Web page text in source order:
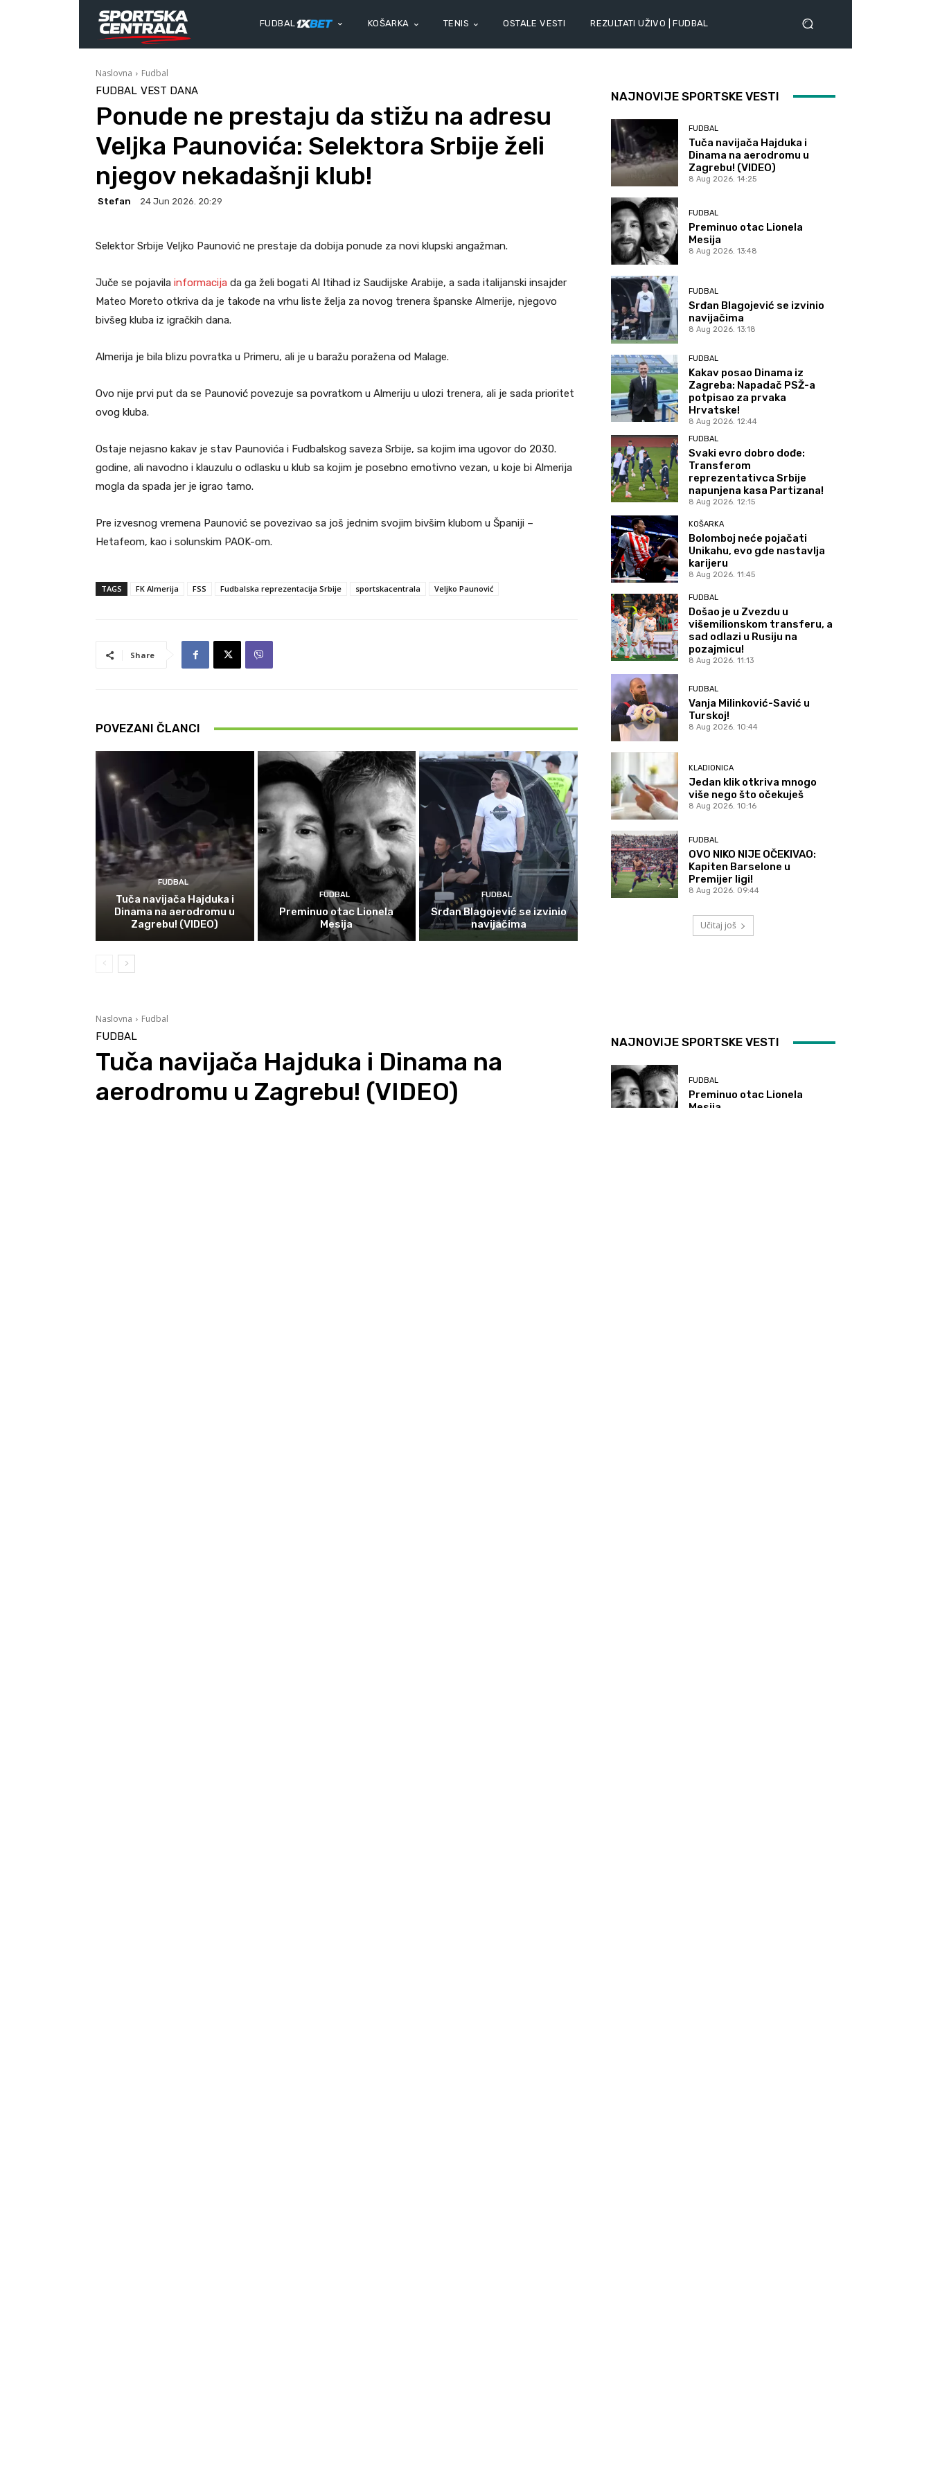
FUDBAL KOŠARKA TENIS OSTALE VESTI REZULTATI UŽIVO | FUDBAL
Naslovna Fudbal
FUDBAL VEST DANA
Ponude ne prestaju da stižu na adresu
Veljka Paunovića: Selektora Srbije želi
njegov nekadašnji klub!
Stefan 24 Jun 2026. 20:29
Selektor Srbije Veljko Paunović ne prestaje da dobija ponude za novi klupski angažman.
Juče se pojavila informacija da ga želi bogati Al Itihad iz Saudijske Arabije, a sada italijanski insajder
Mateo Moreto otkriva da je takođe na vrhu liste želja za novog trenera španske Almerije, njegovo
bivšeg kluba iz igračkih dana.
Almerija je bila blizu povratka u Primeru, ali je u baražu poražena od Malage.
Ovo nije prvi put da se Paunović povezuje sa povratkom u Almeriju u ulozi trenera, ali je sada prioritet
ovog kluba.
Ostaje nejasno kakav je stav Paunovića i Fudbalskog saveza Srbije, sa kojim ima ugovor do 2030.
godine, ali navodno i klauzulu o odlasku u klub sa kojim je posebno emotivno vezan, u koje bi Almerija
mogla da spada jer je igrao tamo.
Pre izvesnog vremena Paunović se povezivao sa još jednim svojim bivšim klubom u Španiji –
Hetafeom, kao i solunskim PAOK-om.
TAGS FK Almerija FSS Fudbalska reprezentacija Srbije sportskacentrala Veljko Paunović
Share
POVEZANI ČLANCI
FUDBAL
Tuča navijača Hajduka i
Dinama na aerodromu u
Zagrebu! (VIDEO)
FUDBAL
Preminuo otac Lionela
Mesija
FUDBAL
Srđan Blagojević se izvinio
navijačima
NAJNOVIJE SPORTSKE VESTI
FUDBAL
Tuča navijača Hajduka i
Dinama na aerodromu u
Zagrebu! (VIDEO)
8 Aug 2026. 14:25
FUDBAL
Preminuo otac Lionela
Mesija
8 Aug 2026. 13:48
FUDBAL
Srđan Blagojević se izvinio
navijačima
8 Aug 2026. 13:18
FUDBAL
Kakav posao Dinama iz
Zagreba: Napadač PSŽ-a
potpisao za prvaka
Hrvatske!
8 Aug 2026. 12:44
FUDBAL
Svaki evro dobro dođe:
Transferom
reprezentativca Srbije
napunjena kasa Partizana!
8 Aug 2026. 12:15
KOŠARKA
Bolomboj neće pojačati
Unikahu, evo gde nastavlja
karijeru
8 Aug 2026. 11:45
FUDBAL
Došao je u Zvezdu u
višemilionskom transferu, a
sad odlazi u Rusiju na
pozajmicu!
8 Aug 2026. 11:13
FUDBAL
Vanja Milinković-Savić u
Turskoj!
8 Aug 2026. 10:44
KLADIONICA
Jedan klik otkriva mnogo
više nego što očekuješ
8 Aug 2026. 10:16
FUDBAL
OVO NIKO NIJE OČEKIVAO:
Kapiten Barselone u
Premijer ligi!
8 Aug 2026. 09:44
Učitaj još